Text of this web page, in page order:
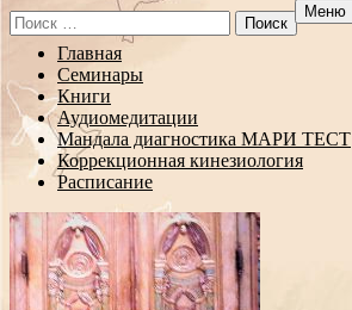
Search
for:
Меню
Перейти
содержанию
Главная
Семинары
Книги
Аудиомедитации
Мандала диагностика МАРИ ТЕСТ
Коррекционная кинезиология
Расписание